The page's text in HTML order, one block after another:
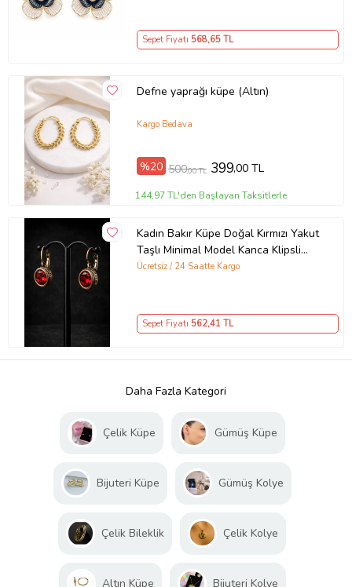
Sepet Fiyatı 568,65 TL
Defne yaprağı küpe (Altın)
Kargo Bedava
%20 500,00 TL 399,00 TL
144,97 TL'den Başlayan Taksitlerle
Kadın Bakır Küpe Doğal Kırmızı Yakut
Taşlı Minimal Model Kanca Klipsli
Küpe
Ücretsiz / 24 Saatte Kargo
Sepet Fiyatı 562,41 TL
Daha Fazla Kategori
Çelik Küpe Gümüş Küpe
Bijuteri Küpe Gümüş Kolye
Çelik Bileklik Çelik Kolye
Altın Küpe Bijuteri Kolye